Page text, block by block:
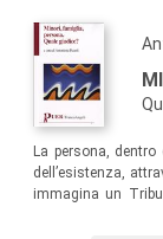
La persona,
dell’esistenza,
immagina un
davvero terzi: un